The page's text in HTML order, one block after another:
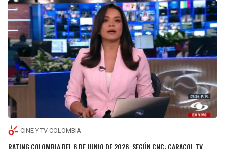
CINE Y TV COLOMBIA
RATING COLOMBIA DEL 6 DE JUNIO DE 2026, SEGÚN CNC: CARACOL TV